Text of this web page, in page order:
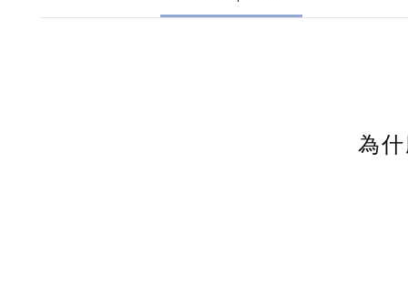
為